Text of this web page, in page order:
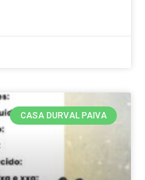
CASA DURVAL PAIVA